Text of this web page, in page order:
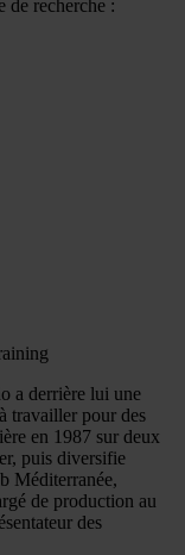
de recherche :
a derrière lui une
travailler pour des
en 1987 sur deux
puis diversifie
Méditerranée,
de production au
des